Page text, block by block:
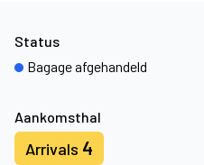
Aankomsthal
Arrivals 4
Status
Bagage afgehandeld